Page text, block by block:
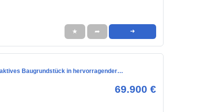
★ ➦ ➜
Baugrundstück in hervorragender…
69.900 €